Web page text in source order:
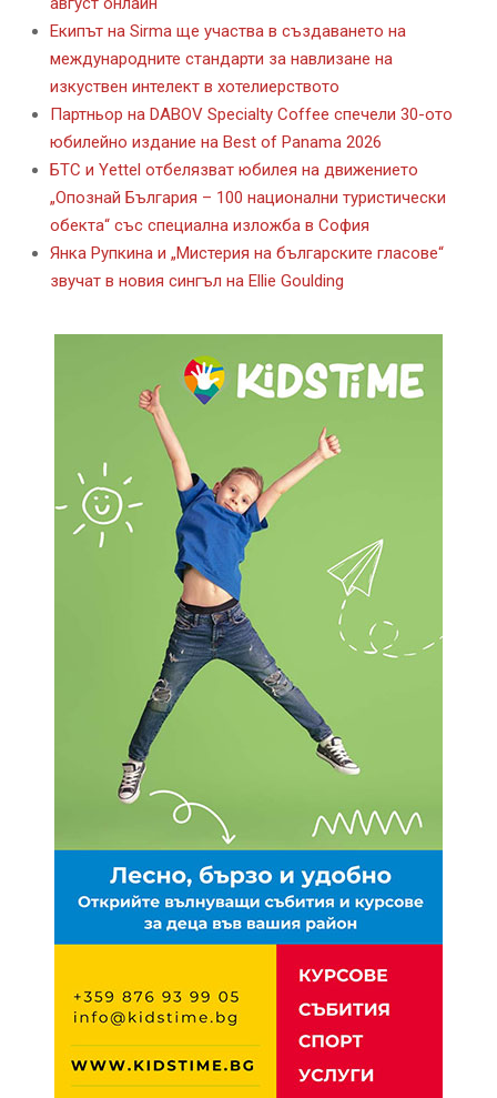
Екипът на Sirma ще участва в създаването на
международните стандарти за навлизане на
изкуствен интелект в хотелиерството
Партньор на DABOV Specialty Coffee спечели 30-ото
юбилейно издание на Best of Panama 2026
БТС и Yettel отбелязват юбилея на движението
„Опознай България – 100 национални туристически
обекта“ със специална изложба в София
Янка Рупкина и „Мистерия на българските гласове“
звучат в новия сингъл на Ellie Goulding